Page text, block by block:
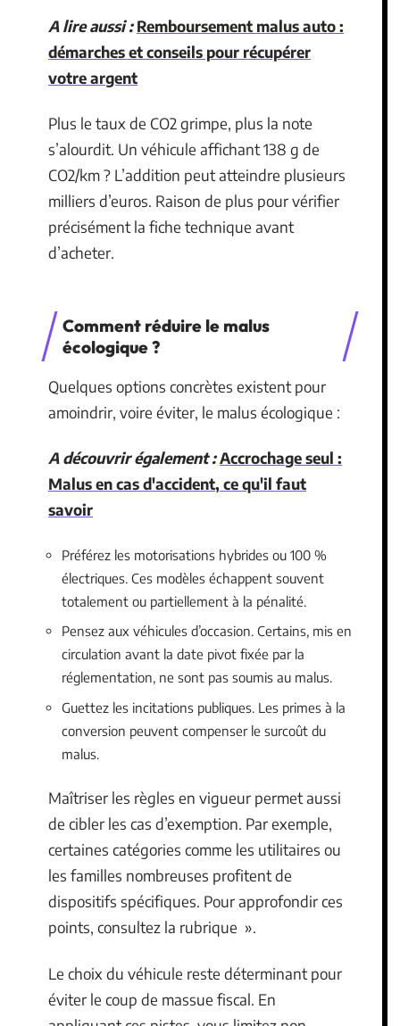
A lire aussi : Remboursement malus auto :
démarches et conseils pour récupérer
votre argent
Plus le taux de CO2 grimpe, plus la note
s’alourdit. Un véhicule affichant 138 g de
CO2/km ? L’addition peut atteindre plusieurs
milliers d’euros. Raison de plus pour vérifier
précisément la fiche technique avant
d’acheter.
Comment réduire le malus
écologique ?
Quelques options concrètes existent pour
amoindrir, voire éviter, le malus écologique :
A découvrir également :Accrochage seul :
Malus en cas d'accident, ce qu'il faut
savoir
Préférez les motorisations hybrides ou 100 %
électriques. Ces modèles échappent souvent
totalement ou partiellement à la pénalité.
Pensez aux véhicules d’occasion. Certains, mis en
circulation avant la date pivot fixée par la
réglementation, ne sont pas soumis au malus.
Guettez les incitations publiques. Les primes à la
conversion peuvent compenser le surcoût du
malus.
Maîtriser les règles en vigueur permet aussi
de cibler les cas d’exemption. Par exemple,
certaines catégories comme les utilitaires ou
les familles nombreuses profitent de
dispositifs spécifiques. Pour approfondir ces
points, consultez la rubrique ».
Le choix du véhicule reste déterminant pour
éviter le coup de massue fiscal. En